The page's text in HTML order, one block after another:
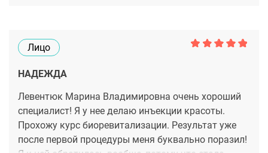
Лицо
НАДЕЖДА
Левентюк Марина Владимировна очень хороший
специалист! Я у нее делаю инъекции красоты.
Прохожу курс биоревитализации. Результат уже
после первой процедуры меня буквально поразил!